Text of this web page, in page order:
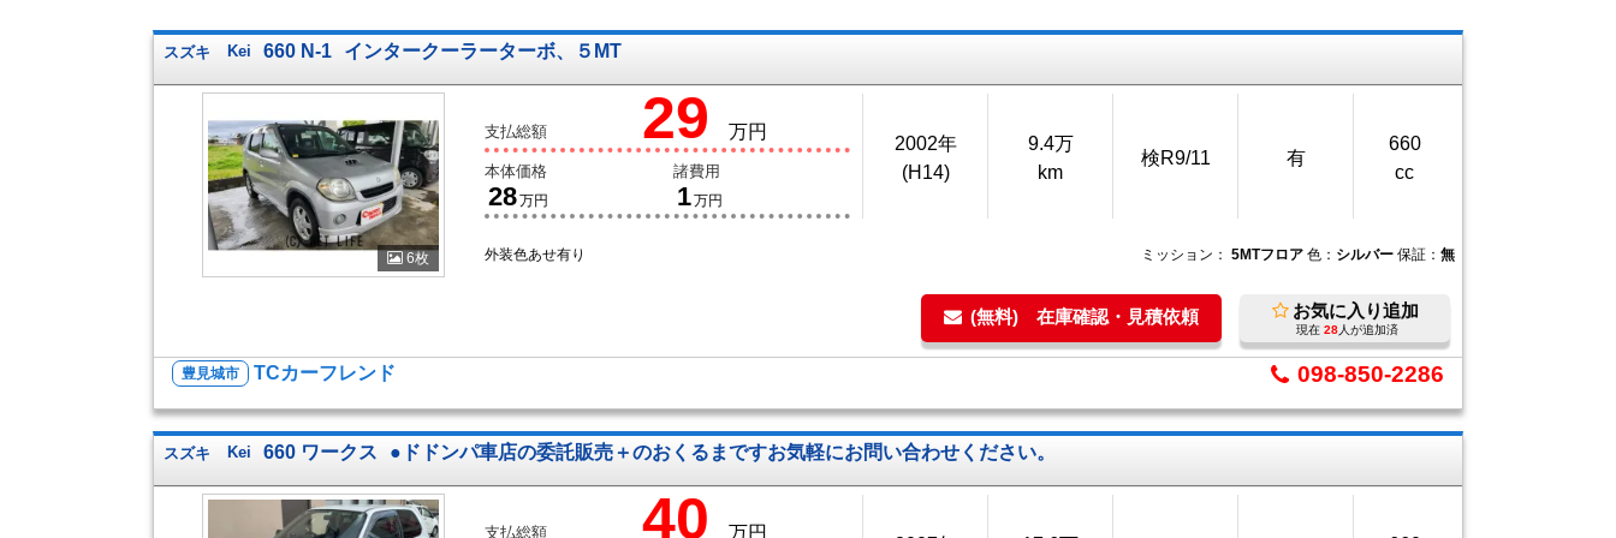
スズキ Kei 660 N-1 インタークーラーターボ、５MT
6枚
支払総額 29 万円
本体価格
28万円
諸費用
1万円
2002年
(H14)
9.4万
km
検R9/11 有
660
cc
外装色あせ有り ミッション： 5MTフロア 色： シルバー 保証： 無
(無料) 在庫確認・見積依頼 お気に入り追加
現在 28人が追加済
豊見城市 TCカーフレンド 098-850-2286
スズキ Kei 660 ワークス ●ドドンパ車店の委託販売＋のおくるまですお気軽にお問い合わせください。
支払総額 40 万円